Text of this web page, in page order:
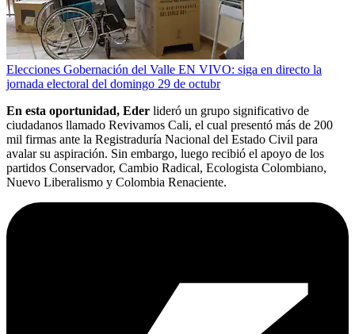
Elecciones Gobernación del Valle EN VIVO: siga en directo la
jornada electoral del domingo 29 de octubr
En esta oportunidad, Eder lideró un grupo significativo de
ciudadanos llamado Revivamos Cali, el cual presentó más de 200
mil firmas ante la Registraduría Nacional del Estado Civil para
avalar su aspiración. Sin embargo, luego recibió el apoyo de los
partidos Conservador, Cambio Radical, Ecologista Colombiano,
Nuevo Liberalismo y Colombia Renaciente.